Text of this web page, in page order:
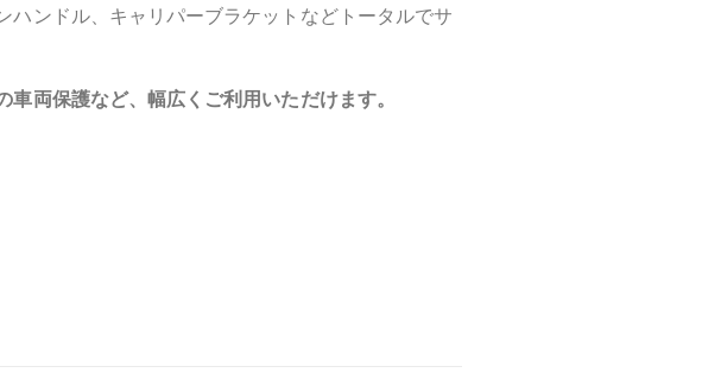
ハンドル、キャリパーブラケットなどトータルでサ
両保護など、幅広くご利用いただけます。